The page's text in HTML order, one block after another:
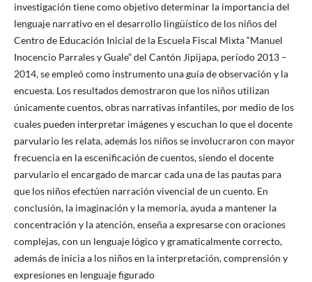
investigación tiene como objetivo determinar la importancia del
lenguaje narrativo en el desarrollo lingüístico de los niños del
Centro de Educación Inicial de la Escuela Fiscal Mixta “Manuel
Inocencio Parrales y Guale” del Cantón Jipijapa, período 2013 –
2014, se empleó como instrumento una guía de observación y la
encuesta. Los resultados demostraron que los niños utilizan
únicamente cuentos, obras narrativas infantiles, por medio de los
cuales pueden interpretar imágenes y escuchan lo que el docente
parvulario les relata, además los niños se involucraron con mayor
frecuencia en la escenificación de cuentos, siendo el docente
parvulario el encargado de marcar cada una de las pautas para
que los niños efectúen narración vivencial de un cuento. En
conclusión, la imaginación y la memoria, ayuda a mantener la
concentración y la atención, enseña a expresarse con oraciones
complejas, con un lenguaje lógico y gramaticalmente correcto,
además de inicia a los niños en la interpretación, comprensión y
expresiones en lenguaje figurado